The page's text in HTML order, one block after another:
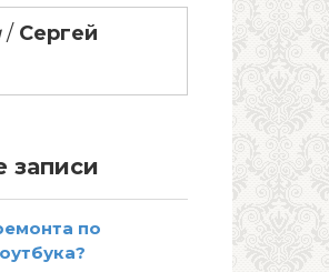
/ Сергей
записи
по